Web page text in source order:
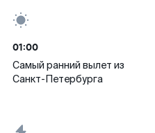
01:00
Самый ранний вылет из
Санкт-Петербурга